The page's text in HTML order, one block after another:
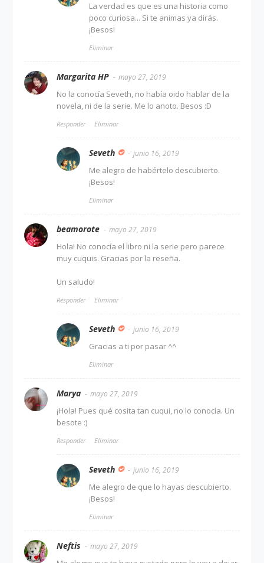
La verdad es que es una historia como
poco curiosa... Si te animas ya dirás.
¡Besos!
Eliminar
Margarita HP mayo 27, 2019
No la conocía Seveth, no había oido hablar de la
novela, ni de la serie. Me lo anoto. Besos :D
Responder Eliminar
Seveth junio 16, 2019
Me alegro de habértelo descubierto.
¡Besos!
Eliminar
beamorote mayo 27, 2019
Hola! No conocía el libro ni la serie pero parece
muy cuquis. Gracias por la reseña.
Un saludo!
Responder Eliminar
Seveth junio 16, 2019
Gracias a ti por pasar ^^
Eliminar
Marya mayo 27, 2019
¡Hola! Pues qué cosita tan cuqui, no lo conocía. Un
besote :)
Responder Eliminar
Seveth junio 16, 2019
Me alegro de que lo hayas descubierto.
¡Besos!
Eliminar
Neftis mayo 27, 2019